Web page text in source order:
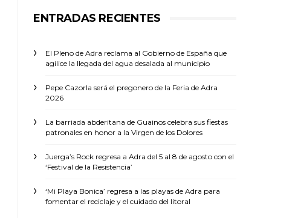
ENTRADAS RECIENTES
El Pleno de Adra reclama al Gobierno de España que
agilice la llegada del agua desalada al municipio
Pepe Cazorla será el pregonero de la Feria de Adra
2026
La barriada abderitana de Guainos celebra sus fiestas
patronales en honor a la Virgen de los Dolores
Juerga’s Rock regresa a Adra del 5 al 8 de agosto con el
‘Festival de la Resistencia’
‘Mi Playa Bonica’ regresa a las playas de Adra para
fomentar el reciclaje y el cuidado del litoral